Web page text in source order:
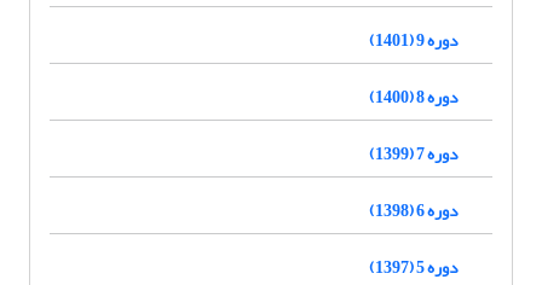
دوره 9 (1401)
دوره 8 (1400)
دوره 7 (1399)
دوره 6 (1398)
دوره 5 (1397)